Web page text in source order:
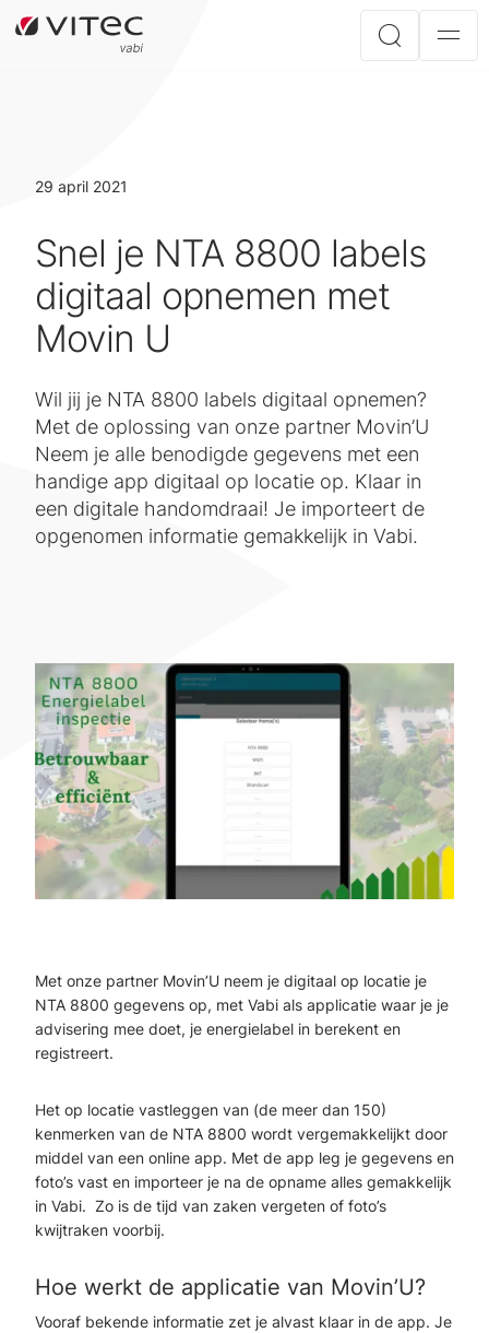
29 april 2021
Snel je NTA 8800 labels
digitaal opnemen met
Movin U
Wil jij je NTA 8800 labels digitaal opnemen?
Met de oplossing van onze partner Movin’U
Neem je alle benodigde gegevens met een
handige app digitaal op locatie op. Klaar in
een digitale handomdraai! Je importeert de
opgenomen informatie gemakkelijk in Vabi.
Met onze partner Movin’U neem je digitaal op locatie je
NTA 8800 gegevens op, met Vabi als applicatie waar je je
advisering mee doet, je energielabel in berekent en
registreert.
Het op locatie vastleggen van (de meer dan 150)
kenmerken van de NTA 8800 wordt vergemakkelijkt door
middel van een online app. Met de app leg je gegevens en
foto’s vast en importeer je na de opname alles gemakkelijk
in Vabi. Zo is de tijd van zaken vergeten of foto’s
kwijtraken voorbij.
Hoe werkt de applicatie van Movin’U?
Vooraf bekende informatie zet je alvast klaar in de app. Je